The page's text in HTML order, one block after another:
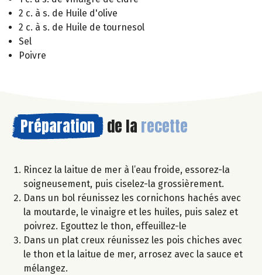
2 c. à s. de Huile d'olive
2 c. à s. de Huile de tournesol
Sel
Poivre
Préparation de la recette
Rincez la laitue de mer à l’eau froide, essorez-la
soigneusement, puis ciselez-la grossièrement.
Dans un bol réunissez les cornichons hachés avec
la moutarde, le vinaigre et les huiles, puis salez et
poivrez. Egouttez le thon, effeuillez-le
Dans un plat creux réunissez les pois chiches avec
le thon et la laitue de mer, arrosez avec la sauce et
mélangez.